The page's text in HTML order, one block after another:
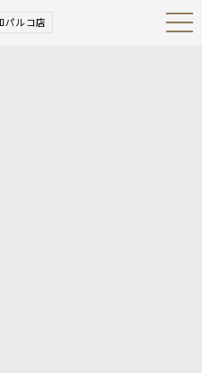
パルコ店 Open
Navig